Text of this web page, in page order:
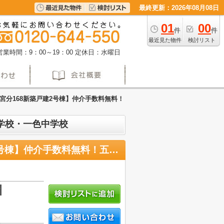
最終更新：2026年08月08日
01件
最近見た物件
00件
検討リスト
業時間：9：00～19：00 定休日：水曜日
分168新築戸建2号棟】仲介手数料無料！
校・一色中学校
【名古屋市中川区下之一色町字宮分168新築戸建2号棟】仲介手数料無料！五反田小学校・一色中学校